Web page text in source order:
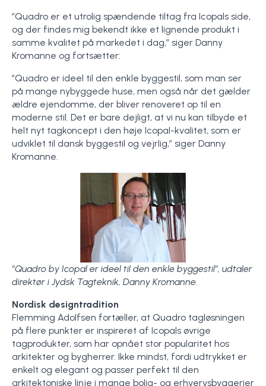
”Quadro er et utrolig spændende tiltag fra Icopals side,
og der findes mig bekendt ikke et lignende produkt i
samme kvalitet på markedet i dag,” siger Danny
Kromanne og fortsætter:
”Quadro er ideel til den enkle byggestil, som man ser
på mange nybyggede huse, men også når det gælder
ældre ejendomme, der bliver renoveret op til en
moderne stil. Det er bare dejligt, at vi nu kan tilbyde et
helt nyt tagkoncept i den høje Icopal-kvalitet, som er
udviklet til dansk byggestil og vejrlig,” siger Danny
Kromanne.
”Quadro by Icopal er ideel til den enkle byggestil”, udtaler
direktør i Jydsk Tagteknik, Danny Kromanne.
Nordisk designtradition
Flemming Adolfsen fortæller, at Quadro tagløsningen
på flere punkter er inspireret af Icopals øvrige
tagprodukter, som har opnået stor popularitet hos
arkitekter og bygherrer. Ikke mindst, fordi udtrykket er
enkelt og elegant og passer perfekt til den
arkitektoniske linje i mange bolig- og erhvervsbyggerier